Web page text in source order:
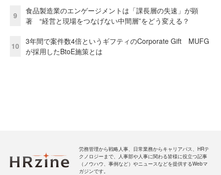
9
食品製造業のエンゲージメントは「課長層の失速」が顕
著 “経営と現場をつなげない中間層”をどう変える？
10
3年間で案件数4倍というギフティのCorporate Gift MUFG
が採用したBtoE施策とは
労務管理から戦略人事、日常業務からキャリアパス、HRテ
クノロジーまで、人事部や人事に関わる皆様に役立つ記事
（ノウハウ、事例など）やニュースなどを提供するWebマ
ガジンです。